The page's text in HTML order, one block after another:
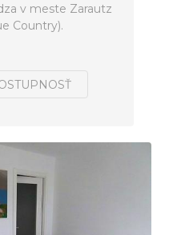
v meste Zarautz
Country).